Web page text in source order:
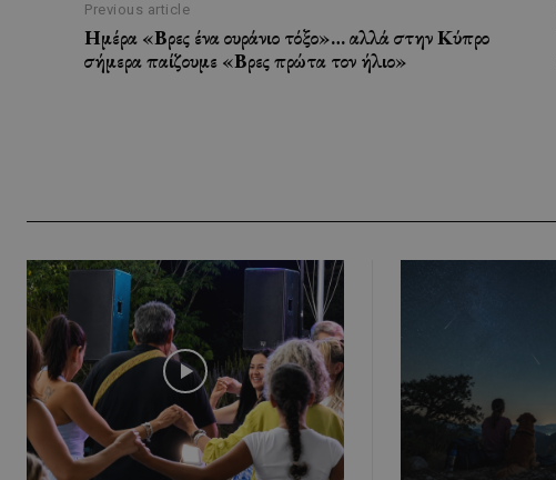
Previous article
Ημέρα «Βρες ένα ουράνιο τόξο»… αλλά στην Κύπρο
σήμερα παίζουμε «Βρες πρώτα τον ήλιο»